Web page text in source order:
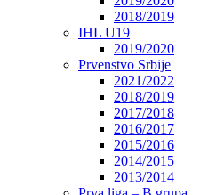
2018/2019
IHL U19
2019/2020
Prvenstvo Srbije
2021/2022
2018/2019
2017/2018
2016/2017
2015/2016
2014/2015
2013/2014